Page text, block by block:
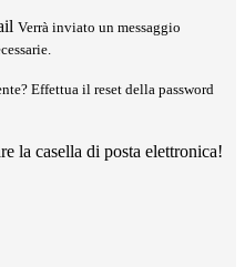
Verrà inviato un messaggio
Effettua il reset della password
la casella di posta elettronica!